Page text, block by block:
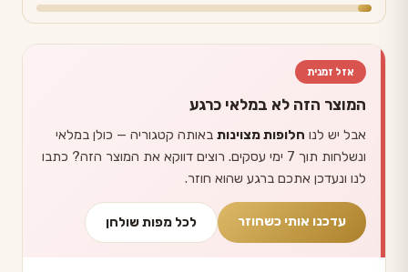
עד
⁦₪ 159.00⁩
אזל זמנית
המוצר הזה לא במלאי כרגע
אבל יש לנו חלופות מצוינות באותה קטגוריה — כולן במלאי
ונשלחות תוך 7 ימי עסקים. רוצים דווקא את המוצר הזה? כתבו
לנו ונעדכן אתכם ברגע שהוא חוזר.
עדכנו אותי כשחוזר לכל מפות שולחן